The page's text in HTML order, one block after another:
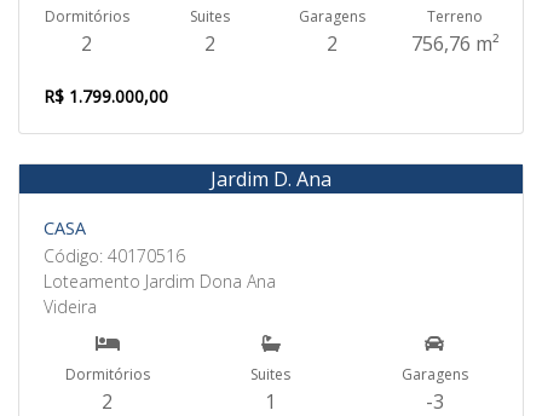
Dormitórios
2
Suites
2
Garagens
2
Terreno
756,76 m²
R$ 1.799.000,00
Venda
Jardim D. Ana
CASA
Código: 40170516
Loteamento Jardim Dona Ana
Videira
Dormitórios
2
Suites
1
Garagens
-3